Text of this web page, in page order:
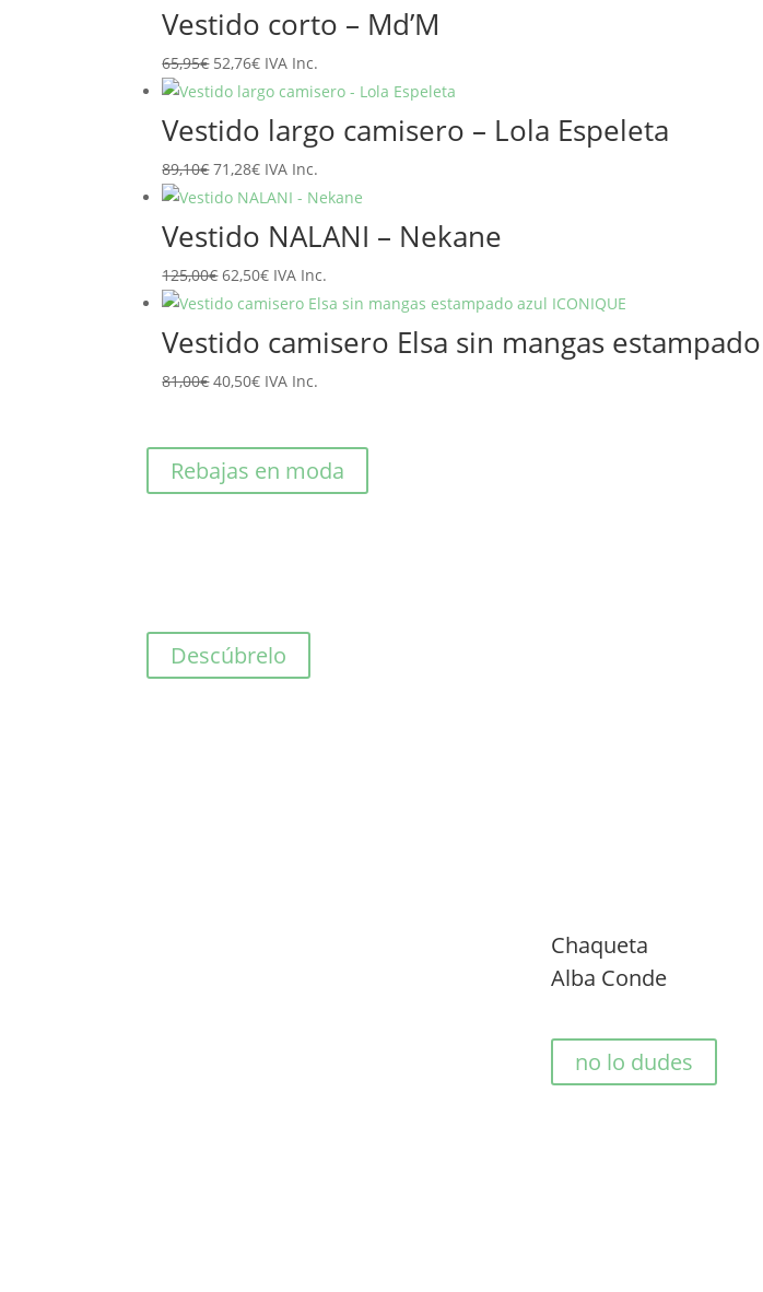
original
era:
135,95€.
actual
es:
108,76€.
Vestido corto – Md’M
65,95€ El
precio
original
era:
65,95€.
52,76€El
precio
actual
es:
52,76€.
IVA Inc.
Vestido largo camisero – Lola Espeleta
89,10€El
precio
original
era:
89,10€.
71,28€El
precio
actual
es:
71,28€.
IVA Inc.
Vestido NALANI – Nekane
125,00€El
precio
original
era:
125,00€.
62,50€El
precio
es:
62,50€.
IVA Inc.
Vestido camisero Elsa sin mangas
81,00€El
era:
81,00€.
40,50€El
es:
40,50€.
IVA Inc.
Rebajas en moda
Descúbrelo
Chaqueta
Alba Conde
no lo dudes